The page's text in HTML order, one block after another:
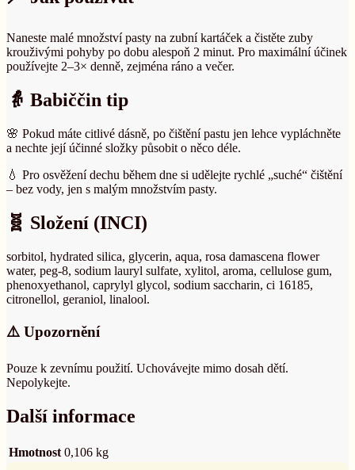
Naneste malé množství pasty na zubní kartáček a čistěte zuby
krouživými pohyby po dobu alespoň 2 minut. Pro maximální účinek
používejte 2–3× denně, zejména ráno a večer.
👵 Babiččin tip
🌸 Pokud máte citlivé dásně, po čištění pastu jen lehce vypláchněte
a nechte její účinné složky působit o něco déle.
💧 Pro osvěžení dechu během dne si udělejte rychlé „suché“ čištění
– bez vody, jen s malým množstvím pasty.
🧬 Složení (INCI)
sorbitol, hydrated silica, glycerin, aqua, rosa damascena flower
water, peg-8, sodium lauryl sulfate, xylitol, aroma, cellulose gum,
phenoxyethanol, caprylyl glycol, sodium saccharin, ci 16185,
citronellol, geraniol, linalool.
⚠️ Upozornění
Pouze k zevnímu použití. Uchovávejte mimo dosah dětí.
Nepolykejte.
Další informace
Hmotnost 0,106 kg